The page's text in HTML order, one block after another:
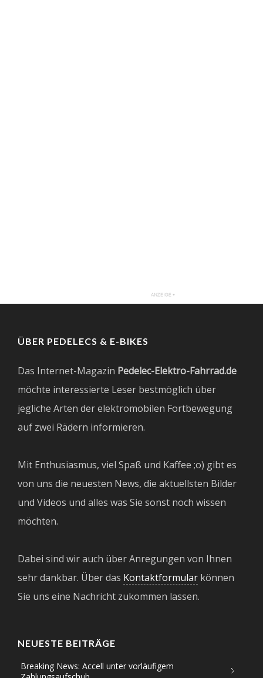
ÜBER PEDELECS & E-BIKES
Das Internet-Magazin Pedelec-Elektro-Fahrrad.de
möchte interessierte Leser bestmöglich über
jegliche Arten der elektromobilen Fortbewegung
auf zwei Rädern informieren.
Mit Enthusiasmus, viel Spaß und Kaffee ;o) gibt es
von uns die neuesten News, die aktuellsten Bilder
und Videos und alles was Sie sonst noch wissen
möchten.
Dabei sind wir auch über Anregungen von Ihnen
sehr dankbar. Über das Kontaktformular können
Sie uns eine Nachricht zukommen lassen.
NEUESTE BEITRÄGE
Breaking News: Accell unter vorläufigem